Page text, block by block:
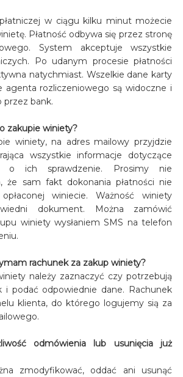
w ciągu kilku minut możecie
Płatność odbywa się przez stronę
System akceptuje wszystkie
Po udanym procesie płatności
natychmiast. Wszelkie dane karty
agenta rozliczeniowego są widoczne i
przez bank.
zakupie winiety?
winiety, na adres mailowy przyjdzie
wszystkie informacje dotyczące
o ich sprawdzenie. Prosimy nie
że sam fakt dokonania płatności nie
winiecie. Ważność winiety
dokument. Można zamówić
winiety wysłaniem SMS na telefon
rachunek za zakup winiety?
należy zaznaczyć czy potrzebują
i podać odpowiednie dane. Rachunek
klienta, do którego logujemy sią za
odmówienia lub usunięcia już
zmodyfikować, oddać ani usunąć